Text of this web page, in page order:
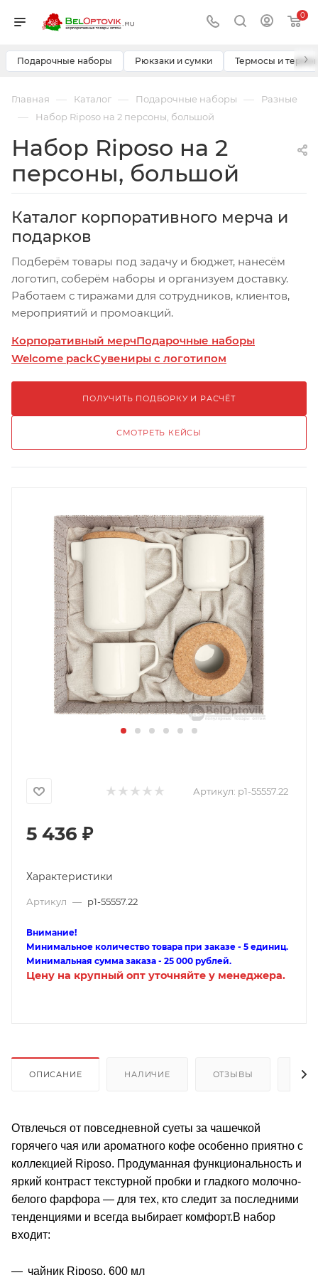
0
Подарочные наборы Рюкзаки и сумки Термосы и ›
Главная — Каталог — Подарочные наборы — Разные
— Набор Riposo на 2 персоны, большой
Набор Riposo на 2
персоны, большой
Каталог корпоративного мерча и
подарков
Подберём товары под задачу и бюджет, нанесём
логотип, соберём наборы и организуем доставку.
Работаем с тиражами для сотрудников, клиентов,
мероприятий и промоакций.
Корпоративный мерчПодарочные наборы
Welcome packСувениры с логотипом
ПОЛУЧИТЬ ПОДБОРКУ И РАСЧЁТ
СМОТРЕТЬ КЕЙСЫ
Артикул: p1-55557.22
5 436 ₽
Характеристики
Артикул — p1-55557.22
Внимание!
Минимальное количество товара при заказе - 5 единиц.
Минимальная сумма заказа - 25 000 рублей.
Цену на крупный опт уточняйте у менеджера.
ОПИСАНИЕ НАЛИЧИЕ ОТЗЫВЫ
Отвлечься от повседневной суеты за чашечкой
горячего чая или ароматного кофе особенно приятно с
коллекцией Riposo. Продуманная функциональность и
яркий контраст текстурной пробки и гладкого молочно-
белого фарфора — для тех, кто следит за последними
тенденциями и всегда выбирает комфорт.В набор
входит:
чайник Riposo, 600 мл